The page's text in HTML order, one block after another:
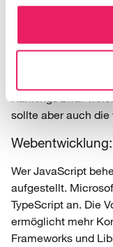
gesammelt haben.
einer
gehören in erster
Umfeld, in dem
sollte aber auch
Webentwicklung:
Wer JavaScript
aufgestellt.
TypeScript an. Die
ermöglicht mehr
Frameworks und